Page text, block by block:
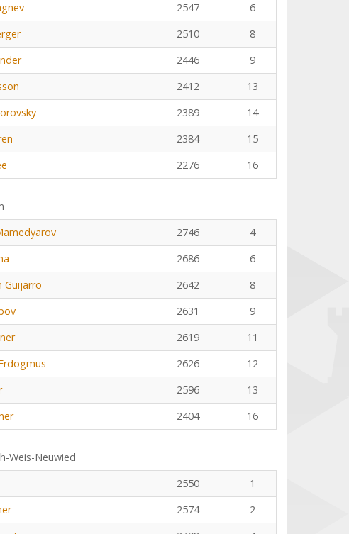
2547
6
2510
8
2446
9
2412
13
2389
14
2384
15
2276 16
2746
4
2686
6
Guijarro 2642
8
2631
9
2619
11
2626
12
2596
13
2404 16
Weis-Neuwied
2550
1
2574
2